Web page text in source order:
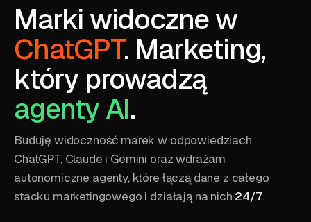
Marki widoczne w
ChatGPT. Marketing,
który prowadzą
agenty AI.
Buduję widoczność marek w odpowiedziach
ChatGPT, Claude i Gemini oraz wdrażam
autonomiczne agenty, które łączą dane z całego
stacku marketingowego i działają na nich 24/7.